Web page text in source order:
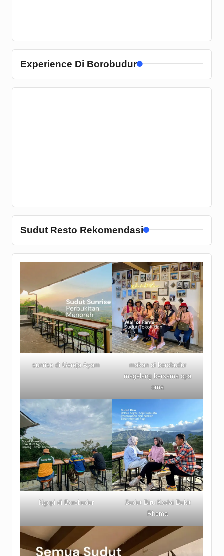
Experience Di Borobudur
Sudut Resto Rekomendasi
sunrise di Gereja Ayam
makan di borobudur
magelang bersama opa
oma
Ngopi di Borobudur
Sudut Biru Kedai Bukit
Rhema